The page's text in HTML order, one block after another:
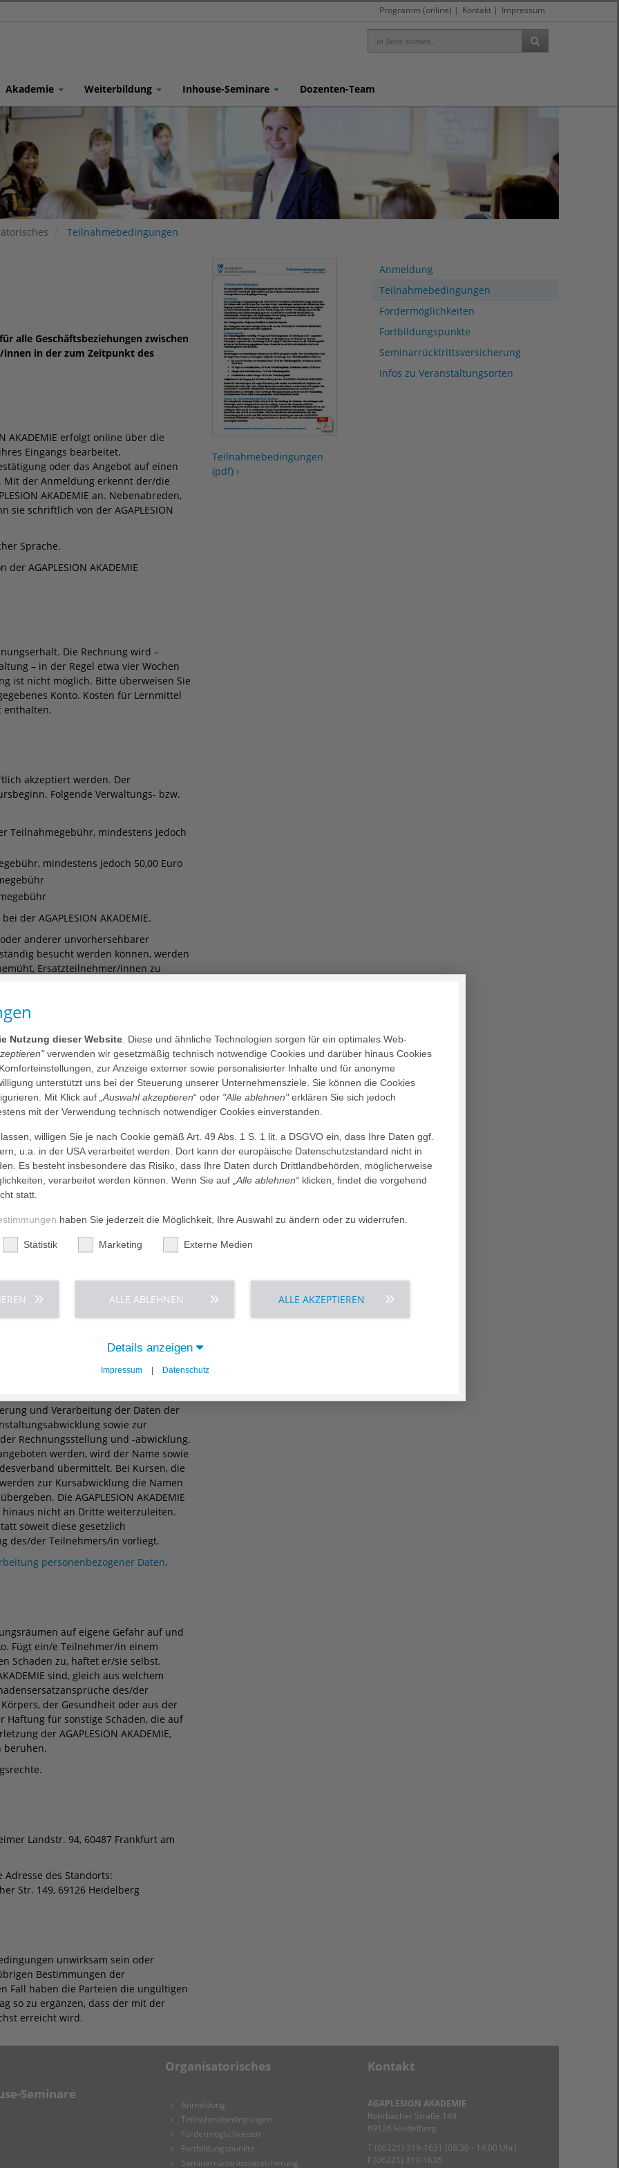
Programm (online) | Kontakt | Impressum
Akademie Weiterbildung Inhouse-Seminare Dozenten-Team
Teilnahmebedingungen
Anmeldung
Teilnahmebedingungen
Fördermöglichkeiten
Fortbildungspunkte
Seminarrücktrittsversicherung
Infos zu Veranstaltungsorten
alle Geschäftsbeziehungen zwischen
innen in der zum Zeitpunkt des
AKADEMIE erfolgt online über die
Eingangs bearbeitet.
oder das Angebot auf einen
der Anmeldung erkennt der/die
AKADEMIE an. Nebenabreden,
schriftlich von der AGAPLESION
Sprache.
AGAPLESION AKADEMIE
Die Rechnung wird –
– in der Regel etwa vier Wochen
ist nicht möglich. Bitte überweisen Sie
Konto. Kosten für Lernmittel
enthalten.
akzeptiert werden. Der
Folgende Verwaltungs- bzw.
Teilnahmegebühr, mindestens jedoch
mindestens jedoch 50,00 Euro
der AGAPLESION AKADEMIE.
anderer unvorhersehbarer
besucht werden können, werden
Ersatzteilnehmer/innen zu
Rücksprache kann auch die von
n geeignete/n Ersatzteilnehmer/in
Akademie
des Seminars.
sind nur zulässig, wenn sie den
Die AGAPLESION AKADEMIE
Grund Ersatzreferent/innen
zu verschieben. Wird die
nicht erreicht oder fällt der/die
vom Vertrag zurücktreten. In
informiert. Wird das Seminar
Weitergehende Ansprüche an
gilt auch dann, wenn dem/der
Buchung einer Unterkunft,
der AGAPLESION
AKADEMIE im automatisierten
und Verarbeitung der Daten der
sowie zur
Rechnungsstellung und -abwicklung.
werden, wird der Name sowie
übermittelt. Bei Kursen, die
zur Kursabwicklung die Namen
Die AGAPLESION AKADEMIE
nicht an Dritte weiterzuleiten.
soweit diese gesetzlich
des/der Teilnehmers/in vorliegt.
personenbezogener Daten.
auf eigene Gefahr auf und
Fügt ein/e Teilnehmer/in einem
Schaden zu, haftet er/sie selbst.
sind, gleich aus welchem
des/der
der Gesundheit oder aus der
Haftung für sonstige Schäden, die auf
der AGAPLESION AKADEMIE,
beruhen.
Landstr. 94, 60487 Frankfurt am
des Standorts:
Str. 149, 69126 Heidelberg
unwirksam sein oder
Bestimmungen der
Fall haben die Parteien die ungültigen
so zu ergänzen, dass der mit der
erreicht wird.
Teilnahmebedingungen
(pdf) ›
Seminare
Organisatorisches
Anmeldung
Teilnahmebedingungen
Fördermöglichkeiten
Fortbildungspunkte
Seminarrücktrittsversicherung
Kontakt
AGAPLESION AKADEMIE
Rohrbacher Straße 149
69126 Heidelberg
T (06221) 319-1631 (08.30 - 14.00 Uhr)
F (06221) 319-1635
Nutzung dieser Website . Diese und ähnliche Technologien sorgen für ein optimales Web-
verwenden wir gesetzmäßig technisch notwendige Cookies und darüber hinaus Cookies
zur Anzeige externer sowie personalisierter Inhalte und für anonyme
unterstützt uns bei der Steuerung unserer Unternehmensziele. Sie können die Cookies
Mit Klick auf „Auswahl akzeptieren“ oder "Alle ablehnen"erklären Sie sich jedoch
mit der Verwendung technisch notwendiger Cookies einverstanden.
willigen Sie je nach Cookie gemäß Art. 49 Abs. 1 S. 1 lit. a DSGVO ein, dass Ihre Daten ggf.
u.a. in der USA verarbeitet werden. Dort kann der europäische Datenschutzstandard nicht in
Es besteht insbesondere das Risiko, dass Ihre Daten durch Drittlandbehörden, möglicherweise
verarbeitet werden können. Wenn Sie auf „Alle ablehnen“ klicken, findet die vorgehend
statt.
haben Sie jederzeit die Möglichkeit, Ihre Auswahl zu ändern oder zu widerrufen.
Statistik Marketing Externe Medien
ALLE ABLEHNEN ALLE AKZEPTIEREN
Details anzeigen
Impressum | Datenschutz